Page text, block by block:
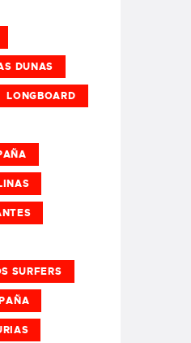
DUNAS
LONGBOARD
SURFERS